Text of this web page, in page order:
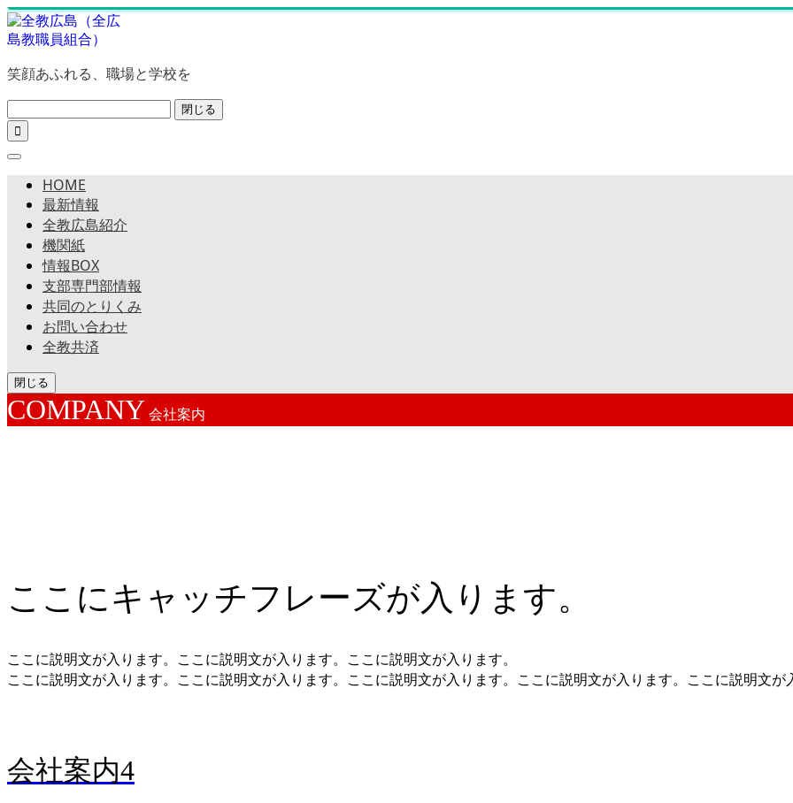
笑顔あふれる、職場と学校を
閉じる

HOME
最新情報
全教広島紹介
機関紙
情報BOX
支部専門部情報
共同のとりくみ
お問い合わせ
全教共済
閉じる
COMPANY会社案内
ここにキャッチフレーズが入ります。
ここに説明文が入ります。ここに説明文が入ります。ここに説明文が入ります。
ここに説明文が入ります。ここに説明文が入ります。ここに説明文が入ります。ここに説明文が入ります。ここに説明文が
会社案内4